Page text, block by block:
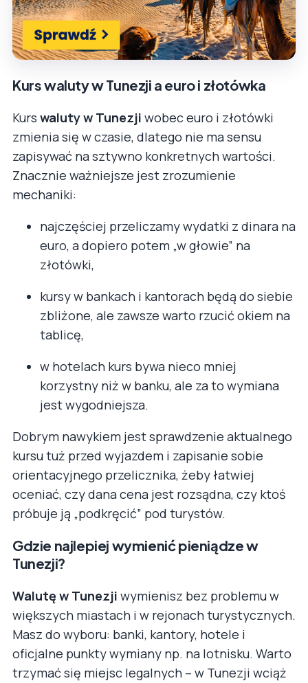
Kurs waluty w Tunezji a euro i złotówka
Kurs waluty w Tunezji wobec euro i złotówki
zmienia się w czasie, dlatego nie ma sensu
zapisywać na sztywno konkretnych wartości.
Znacznie ważniejsze jest zrozumienie
mechaniki:
najczęściej przeliczamy wydatki z dinara na
euro, a dopiero potem „w głowie” na
złotówki,
kursy w bankach i kantorach będą do siebie
zbliżone, ale zawsze warto rzucić okiem na
tablicę,
w hotelach kurs bywa nieco mniej
korzystny niż w banku, ale za to wymiana
jest wygodniejsza.
Dobrym nawykiem jest sprawdzenie aktualnego
kursu tuż przed wyjazdem i zapisanie sobie
orientacyjnego przelicznika, żeby łatwiej
oceniać, czy dana cena jest rozsądna, czy ktoś
próbuje ją „podkręcić” pod turystów.
Gdzie najlepiej wymienić pieniądze w
Tunezji?
Walutę w Tunezji wymienisz bez problemu w
większych miastach i w rejonach turystycznych.
Masz do wyboru: banki, kantory, hotele i
oficjalne punkty wymiany np. na lotnisku. Warto
trzymać się miejsc legalnych – w Tunezji wciąż